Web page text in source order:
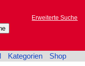
Erweiterte Suche
Kategorien Shop